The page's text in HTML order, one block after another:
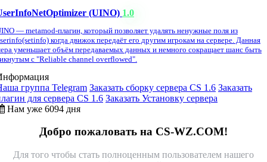
(UINO) 1.0
— metamod-плагин, который позволяет удалять ненужные поля из
когда движок передаёт его другим игрокам на сервере. Данная
уменьшает объём передаваемых данных и немного сокращает шанс быть
с "Reliable channel overflowed".
группа Telegram Заказать сборку сервера CS 1.6 Заказать
для сервера CS 1.6 Заказать Установку сервера
Нам уже 6094 дня
Добро пожаловать на CS-WZ.COM!
Для того чтобы стать полноценным пользователем нашего